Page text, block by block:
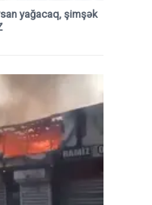
yağacaq, şimşək